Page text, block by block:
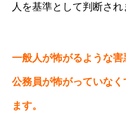
人を基準として判断され
一般人が怖がるような
公務員が怖がっていな
ます。